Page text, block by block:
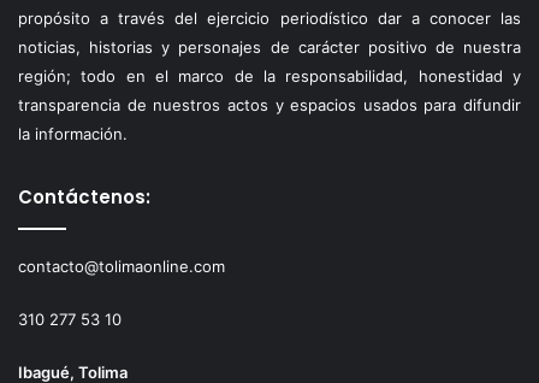
propósito a través del ejercicio periodístico dar a conocer las
noticias, historias y personajes de carácter positivo de nuestra
región; todo en el marco de la responsabilidad, honestidad y
transparencia de nuestros actos y espacios usados para difundir
la información.
Contáctenos:
contacto@tolimaonline.com
310 277 53 10
Ibagué, Tolima